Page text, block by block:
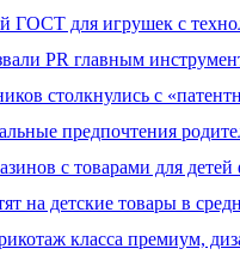
ГОСТ для игрушек с
PR главным
столкнулись с
предпочтения
с товарами для
на детские товары в
класса премиум,